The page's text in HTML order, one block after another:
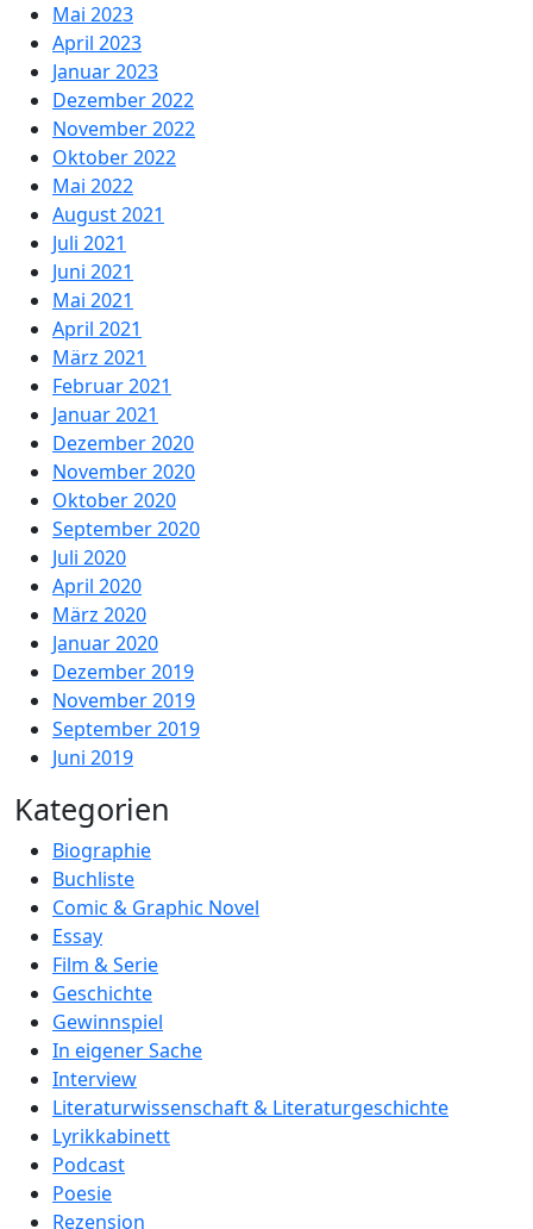
Mai 2023
April 2023
Januar 2023
Dezember 2022
November 2022
Oktober 2022
Mai 2022
August 2021
Juli 2021
Juni 2021
Mai 2021
April 2021
März 2021
Februar 2021
Januar 2021
Dezember 2020
November 2020
Oktober 2020
September 2020
Juli 2020
April 2020
März 2020
Januar 2020
Dezember 2019
November 2019
September 2019
Juni 2019
Kategorien
Biographie
Buchliste
Comic & Graphic Novel
Essay
Film & Serie
Geschichte
Gewinnspiel
In eigener Sache
Interview
Literaturwissenschaft & Literaturgeschichte
Lyrikkabinett
Podcast
Poesie
Rezension